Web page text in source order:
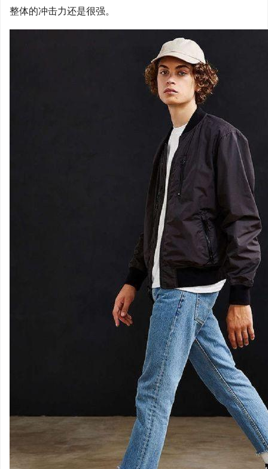
整体的冲击力还是很强。